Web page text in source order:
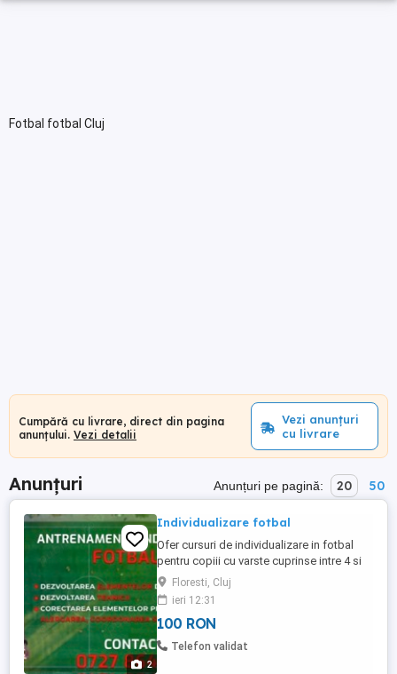
Fotbal fotbal Cluj
Cumpără cu livrare, direct din pagina
anunțului. Vezi detalii
Vezi anunțuri
cu livrare
Anunțuri Anunțuri pe pagină: 20 50
2
Individualizare fotbal
Ofer cursuri de individualizare in fotbal
pentru copiii cu varste cuprinse intre 4 si
10 +ani, se va lucra pe dezvoltarea
elementelor de baza ale fotbalului, in
special pe partea tehnica si, totodata, sa
dam prilejul celor mici sa poata corecta
elemente de baza precum alergarea,
Floresti, Cluj
ieri 12:31
100 RON
Telefon validat